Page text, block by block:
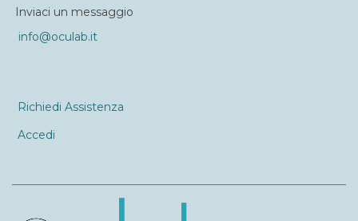
Inviaci un messaggio
info@oculab.it
Richiedi Assistenza
Accedi